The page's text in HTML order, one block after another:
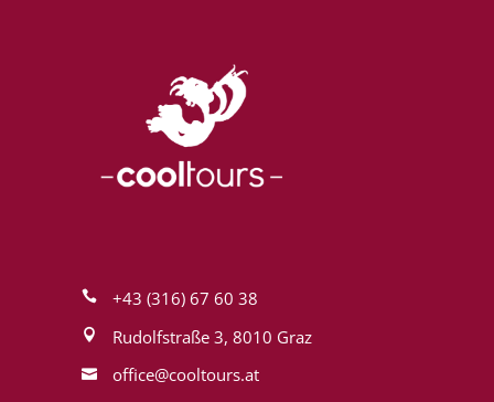
+43 (316) 67 60 38
Rudolfstraße 3, 8010 Graz
office@cool­tours.at